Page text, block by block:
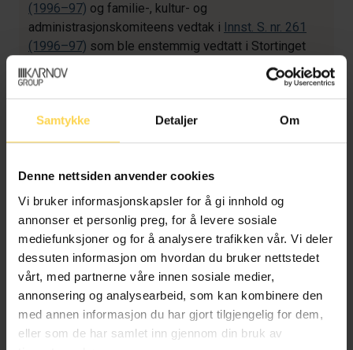
Samtykke Detaljer Om
Denne nettsiden anvender cookies
Vi bruker informasjonskapsler for å gi innhold og
annonser et personlig preg, for å levere sosiale
mediefunksjoner og for å analysere trafikken vår. Vi deler
dessuten informasjon om hvordan du bruker nettstedet
vårt, med partnerne våre innen sosiale medier,
annonsering og analysearbeid, som kan kombinere den
med annen informasjon du har gjort tilgjengelig for dem,
eller som de har samlet inn gjennom din bruk av
(1996–97) og familie-, kultur- og
administrasjonskomiteens vedtak i Innst. S. nr. 261
(1996–97) som ble enstemmig vedtatt i Stortinget
19. juni 1997. Som en oppfølging av dette
stortingsvedtaket fremmet regjeringen 24. november
2000 stortingsmeldingenSt.meld. nr. 11 (2000–2001)
Om forholdet mellom embetsverket, departementenes
politiske ledelse og andre samfunnsaktører. I
og mulige løsninger. I meldingen varslet regjeringen
om at den senere ville utforme mer detaljerte regler
og retningslinjer «i tråd med de premisser som
stortingsbehandlingen måtte gi for dette».
Stortingsmeldingen ble behandlet i familie-, kultur- og
administrasjonskomiteen, som avga sin innstilling i
Innst. S. nr. 175 (2000–2001) . Denne
Stortingsmeldingen tok imidlertid ikke opp
problemstillingene ved overgang fra den politiske